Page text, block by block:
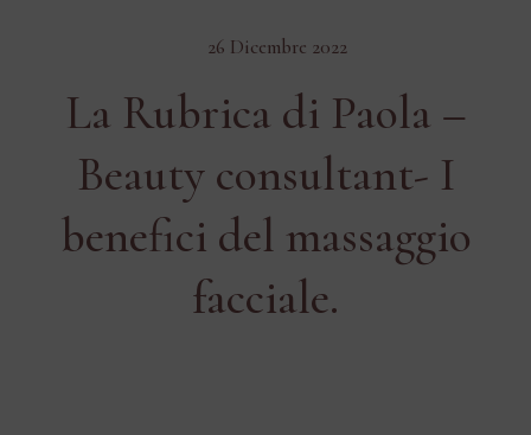
26 Dicembre 2022
La Rubrica di Paola –
Beauty consultant- I
benefici del massaggio
facciale.